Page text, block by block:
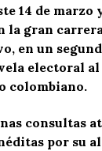
14 de marzo
la gran
en un
electoral
colombiano.
consultas
por su